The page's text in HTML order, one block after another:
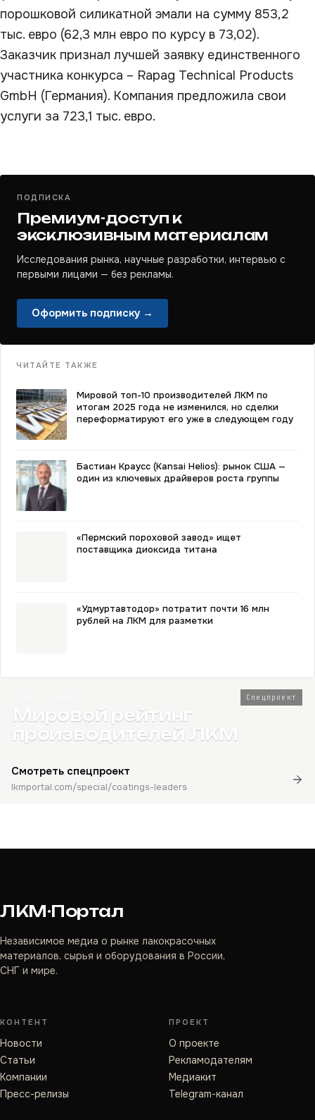
порошковой силикатной эмали на сумму 853,2
тыс. евро (62,3 млн евро по курсу в 73,02).
Заказчик признал лучшей заявку единственного
участника конкурса – Rapag Technical Products
GmbH (Германия). Компания предложила свои
услуги за 723,1 тыс. евро.
ПОДПИСКА
Премиум-доступ к
эксклюзивным материалам
Исследования рынка, научные разработки, интервью с
первыми лицами — без рекламы.
Оформить подписку →
ЧИТАЙТЕ ТАКЖЕ
Мировой топ-10 производителей ЛКМ по
итогам 2025 года не изменился, но сделки
переформатируют его уже в следующем году
Бастиан Краусс (Kansai Helios): рынок США —
один из ключевых драйверов роста группы
«Пермский пороховой завод» ищет
поставщика диоксида титана
«Удмуртавтодор» потратит почти 16 млн
рублей на ЛКМ для разметки
Спецпроект
Мировой рейтинг
производителей ЛКМ
Смотреть спецпроект
lkmportal.com/special/coatings-leaders
ЛКМ·Портал
Независимое медиа о рынке лакокрасочных
материалов, сырья и оборудования в России,
СНГ и мире.
КОНТЕНТ
Новости
Статьи
Компании
Пресс-релизы
ПРОЕКТ
О проекте
Рекламодателям
Медиакит
Telegram-канал